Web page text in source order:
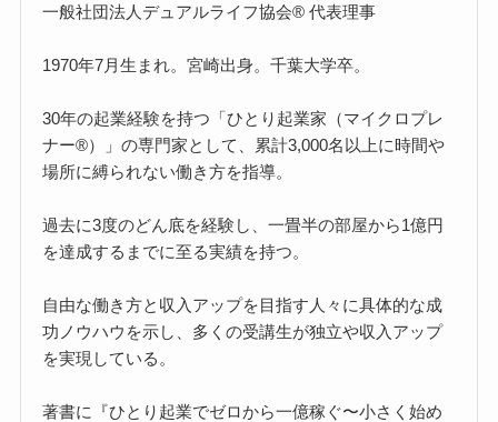
一般社団法人デュアルライフ協会® 代表理事
1970年7月生まれ。宮崎出身。千葉大学卒。
30年の起業経験を持つ「ひとり起業家（マイクロプレ
ナー®）」の専門家として、累計3,000名以上に時間や
場所に縛られない働き方を指導。
過去に3度のどん底を経験し、一畳半の部屋から1億円
を達成するまでに至る実績を持つ。
自由な働き方と収入アップを目指す人々に具体的な成
功ノウハウを示し、多くの受講生が独立や収入アップ
を実現している。
著書に『ひとり起業でゼロから一億稼ぐ〜小さく始め